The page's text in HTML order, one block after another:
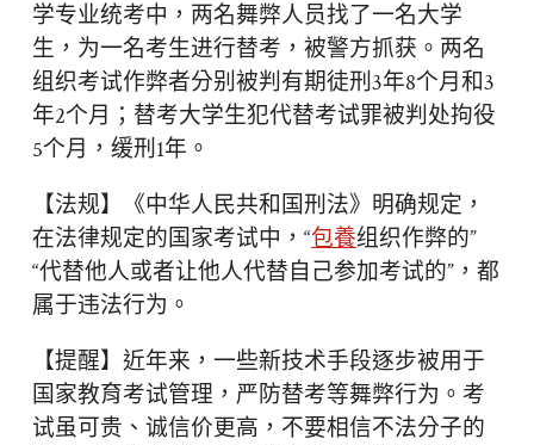
学专业统考中，两名舞弊人员找了一名大学
生，为一名考生进行替考，被警方抓获。两名
组织考试作弊者分别被判有期徒刑3年8个月和3
年2个月；替考大学生犯代替考试罪被判处拘役
5个月，缓刑1年。
【法规】《中华人民共和国刑法》明确规定，
在法律规定的国家考试中，“包養组织作弊的”
“代替他人或者让他人代替自己参加考试的”，都
属于违法行为。
【提醒】近年来，一些新技术手段逐步被用于
国家教育考试管理，严防替考等舞弊行为。考
试虽可贵、诚信价更高，不要相信不法分子的